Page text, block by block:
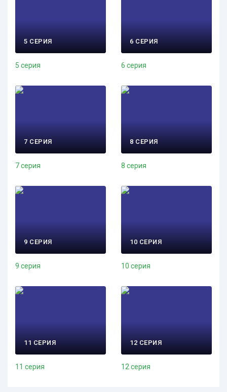
5 СЕРИЯ
5 серия
6 СЕРИЯ
6 серия
7 СЕРИЯ
7 серия
8 СЕРИЯ
8 серия
9 СЕРИЯ
9 серия
10 СЕРИЯ
10 серия
11 СЕРИЯ
11 серия
12 СЕРИЯ
12 серия